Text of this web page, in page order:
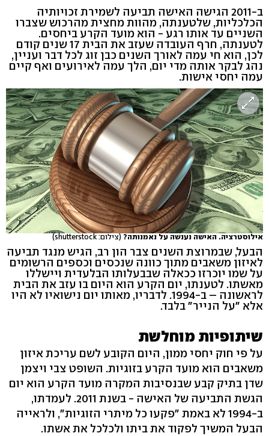
ב-2011 הגישה האישה תביעה לשמירת זכויותיה
הכלכליות, שלטענתה, מהוות מחצית מהרכוש שצברו
השניים עד אותו רגע - הוא מועד הקרע ביחסים.
לטענתה, חרף העובדה שעזב את הבית 17 שנים קודם
לכן, הוא חי עמה לאורך השנים כבן זוג לכל דבר ועניין,
נהג לבקר אותה מדי יום, הלך עמה לאירועים ואף קיים
עמה יחסי אישות.
אילוסטרציה. האישה נענשה על נאמנותה? (צילום: shutterstock)
הבעל, שבמרוצת השנים צבר הון רב, הגיש מנגד תביעה
לאיזון משאבים מתוך כוונה שנכסים וכספים הרשומים
על שמו יוכרזו ככאלה שבבעלותו הבלעדית ויישללו
מאשתו. לטענתו, יום הקרע הוא היום בו עזב את הבית
לראשונה – ב-1994. לדבריו, מאותו יום נישואיו לא היו
אלא "על הנייר" בלבד.
שיתופיות מוחלשת
על פי חוק יחסי ממון, היום הקובע לשם עריכת איזון
משאבים הוא מועד הקרע בזוגיות. השופט צבי ויצמן
שדן בתיק קבע שבנסיבות המקרה מועד הקרע הוא יום
הגשת התביעה של האישה - בשנת 2011. לעמדתו,
ב-1994 לא באמת "פקעו כל מיתרי הזוגיות", ולראייה
הבעל המשיך לפקוד את ביתו ולכלכל את אשתו.